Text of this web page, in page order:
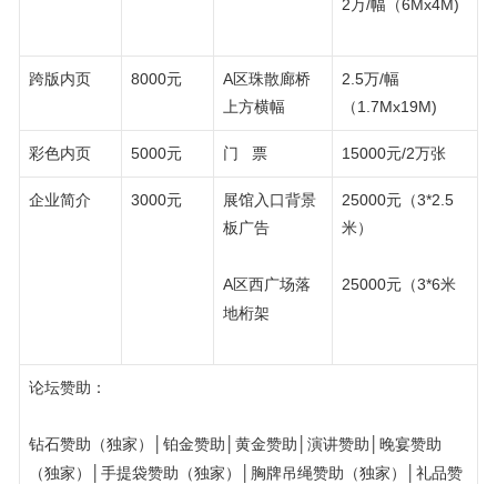
2万/幅（6Mx4M)
跨版内页 8000元
A区珠散廊桥
上方横幅
2.5万/幅
（1.7Mx19M)
彩色内页 5000元 门 票 15000元/2万张
企业简介 3000元
展馆入口背景
板广告
A区西广场落
地桁架
25000元（3*2.5
米）
25000元（3*6米
论坛赞助：
钻石赞助（独家）│铂金赞助│黄金赞助│演讲赞助│晚宴赞助
（独家）│手提袋赞助（独家）│胸牌吊绳赞助（独家）│礼品赞